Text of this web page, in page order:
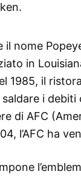
il nome
in
1985, il
i debiti
di AFC
l’AFC ha